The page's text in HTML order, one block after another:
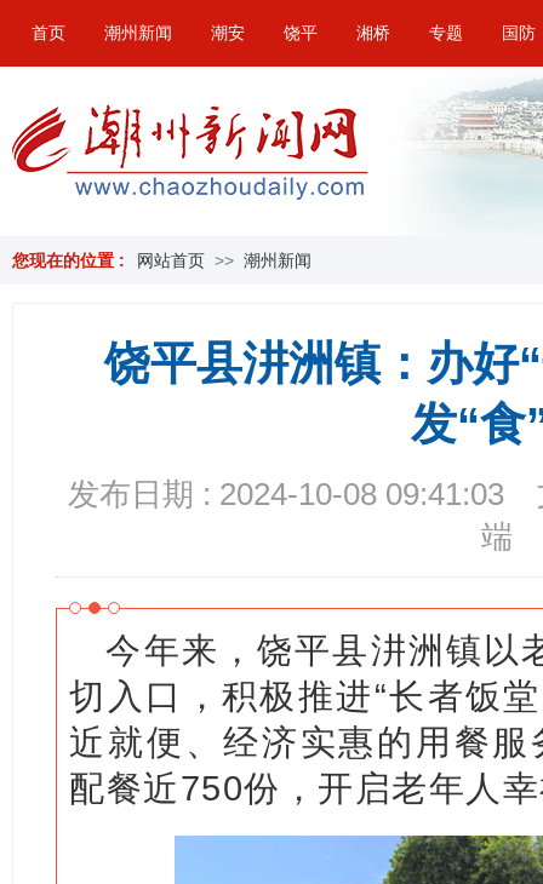
首页 潮州新闻 潮安 饶平 湘桥 专题 国防
您现在的位置 : 网站首页 >> 潮州新闻
饶平县汫洲镇：办好
发“食
发布日期 : 2024-10-08 09:41:03
端
今年来，饶平县汫洲镇以
切入口，积极推进“长者饭
近就便、经济实惠的用餐
配餐近750份，开启老年人幸